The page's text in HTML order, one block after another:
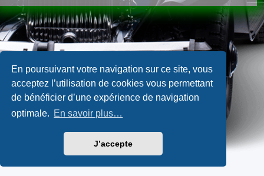
En poursuivant votre navigation sur ce site, vous
acceptez l’utilisation de cookies vous permettant
de bénéficier d’une expérience de navigation
optimale. En savoir plus…
J’accepte